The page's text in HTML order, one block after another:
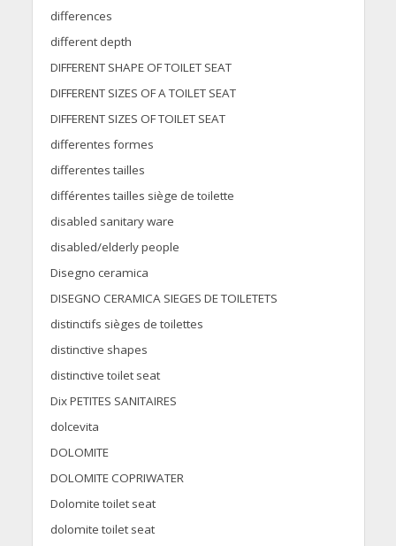
differences
different depth
DIFFERENT SHAPE OF TOILET SEAT
DIFFERENT SIZES OF A TOILET SEAT
DIFFERENT SIZES OF TOILET SEAT
differentes formes
differentes tailles
différentes tailles siège de toilette
disabled sanitary ware
disabled/elderly people
Disegno ceramica
DISEGNO CERAMICA SIEGES DE TOILETETS
distinctifs sièges de toilettes
distinctive shapes
distinctive toilet seat
Dix PETITES SANITAIRES
dolcevita
DOLOMITE
DOLOMITE COPRIWATER
Dolomite toilet seat
dolomite toilet seat